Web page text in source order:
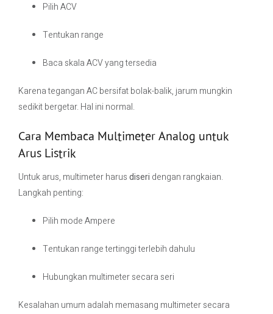
Pilih ACV
Tentukan range
Baca skala ACV yang tersedia
Karena tegangan AC bersifat bolak-balik, jarum mungkin
sedikit bergetar. Hal ini normal.
Cara Membaca Multimeter Analog untuk
Arus Listrik
Untuk arus, multimeter harusdiseri dengan rangkaian.
Langkah penting:
Pilih mode Ampere
Tentukan range tertinggi terlebih dahulu
Hubungkan multimeter secara seri
Kesalahan umum adalah memasang multimeter secara